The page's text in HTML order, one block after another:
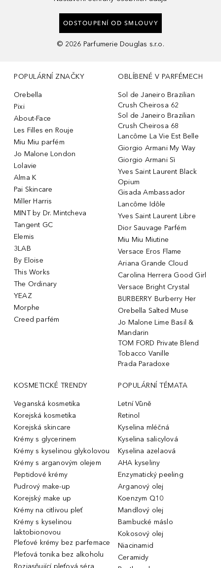
ODSTOUPENÍ OD SMLOUVY
© 2026 Parfumerie Douglas s.r.o.
POPULÁRNÍ ZNAČKY
Orebella
Pixi
About-Face
Les Filles en Rouje
Miu Miu parfém
Jo Malone London
Lolavie
Alma K
Pai Skincare
Miller Harris
MINT by Dr. Mintcheva
Tangent GC
Elemis
3LAB
By Eloise
This Works
The Ordinary
YEAZ
Morphe
Creed parfém
OBLÍBENÉ V PARFÉMECH
Sol de Janeiro Brazilian
Crush Cheirosa 62
Sol de Janeiro Brazilian
Crush Cheirosa 68
Lancôme La Vie Est Belle
Giorgio Armani My Way
Giorgio Armani Sì
Yves Saint Laurent Black
Opium
Gisada Ambassador
Lancôme Idôle
Yves Saint Laurent Libre
Dior Sauvage Parfém
Miu Miu Miutine
Versace Eros Flame
Ariana Grande Cloud
Carolina Herrera Good Girl
Versace Bright Crystal
BURBERRY Burberry Her
Orebella Salted Muse
Jo Malone Lime Basil &
Mandarin
TOM FORD Private Blend
Tobacco Vanille
Prada Paradoxe
KOSMETICKÉ TRENDY
Veganská kosmetika
Korejská kosmetika
Korejská skincare
Krémy s glycerinem
Krémy s kyselinou glykolovou
Krémy s arganovým olejem
Peptidové krémy
Pudrový make-up
Korejský make up
Krémy na citlivou pleť
Krémy s kyselinou
laktobionovou
Pleťové krémy bez parfemace
Pleťová tonika bez alkoholu
Rozjasňující pleťová séra
POPULÁRNÍ TÉMATA
Letní Vůně
Retinol
Kyselina mléčná
Kyselina salicylová
Kyselina azelaová
AHA kyseliny
Enzymatický peeling
Arganový olej
Koenzym Q10
Mandlový olej
Bambucké máslo
Kokosový olej
Niacinamid
Ceramidy